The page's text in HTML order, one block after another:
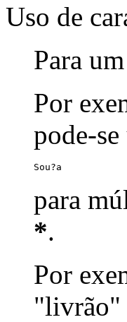
Uso de
Para
Por
pode-se
Sou?a
para
*.
Por
"livrão"